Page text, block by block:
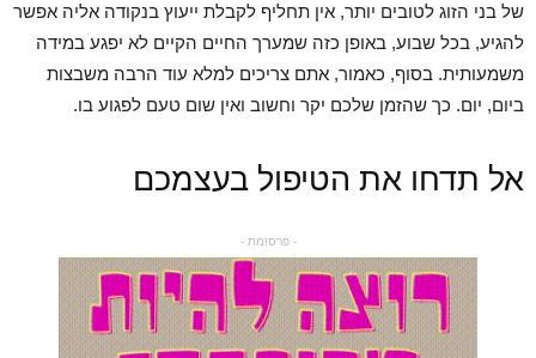
של בני הזוג לטובים יותר, אין תחליף לקבלת ייעוץ בנקודה אליה אפשר
להגיע, בכל שבוע, באופן כזה שמערך החיים הקיים לא יפגע במידה
משמעותית. בסוף, כאמור, אתם צריכים למלא עוד הרבה משבצות
ביום, יום. כך שהזמן שלכם יקר וחשוב ואין שום טעם לפגוע בו.
אל תדחו את הטיפול בעצמכם
- פרסומת -